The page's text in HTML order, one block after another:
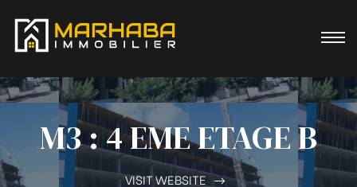
M3 : 4 EME ETAGE B
VISIT WEBSITE